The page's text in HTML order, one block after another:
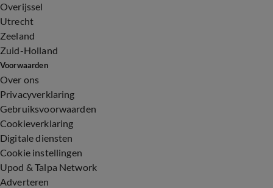
Overijssel
Utrecht
Zeeland
Zuid-Holland
Voorwaarden
Over ons
Privacyverklaring
Gebruiksvoorwaarden
Cookieverklaring
Digitale diensten
Cookie instellingen
Upod & Talpa Network
Adverteren